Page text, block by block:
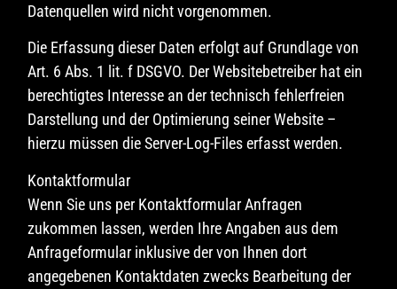
Datenquellen wird nicht vorgenommen.
Die Erfassung dieser Daten erfolgt auf Grundlage von
Art. 6 Abs. 1 lit. f DSGVO. Der Websitebetreiber hat ein
berechtigtes Interesse an der technisch fehlerfreien
Darstellung und der Optimierung seiner Website –
hierzu müssen die Server-Log-Files erfasst werden.
Kontaktformular
Wenn Sie uns per Kontaktformular Anfragen
zukommen lassen, werden Ihre Angaben aus dem
Anfrageformular inklusive der von Ihnen dort
angegebenen Kontaktdaten zwecks Bearbeitung der